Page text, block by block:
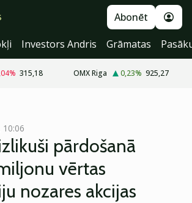
Abonēt
Investors Andris Grāmatas
% 315,18 OMX Riga 0,23% 925,27
10:06
pārdošanā
vērtas
nozares akcijas